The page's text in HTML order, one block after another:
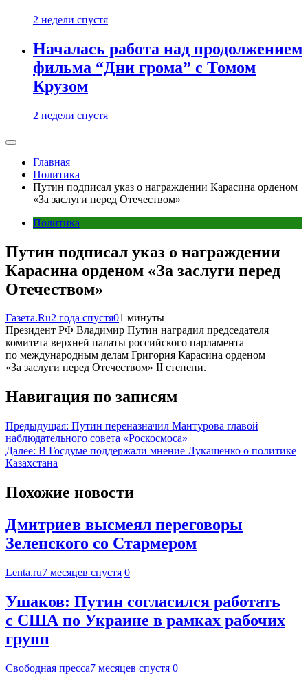
2 недели спустя
Началась работа над продолжением
фильма “Дни грома” с Томом
Крузом
2 недели спустя
Главная
Политика
Путин подписал указ о награждении Карасина орденом
«За заслуги перед Отечеством»
Политика
Путин подписал указ о награждении
Карасина орденом «За заслуги перед
Отечеством»
Газета.Ru2 года спустя01 минуты
Президент РФ Владимир Путин наградил председателя
комитета верхней палаты российского парламента
по международным делам Григория Карасина орденом
«За заслуги перед Отечеством» II степени.
Навигация по записям
Предыдущая: Путин переназначил Мантурова главой
наблюдательного совета «Роскосмоса»
Далее: В Госдуме поддержали мнение Лукашенко о политике
Казахстана
Похожие новости
Дмитриев высмеял переговоры
Зеленского со Стармером
Lenta.ru7 месяцев спустя 0
Ушаков: Путин согласился работать
с США по Украине в рамках рабочих
групп
Свободная пресса7 месяцев спустя 0